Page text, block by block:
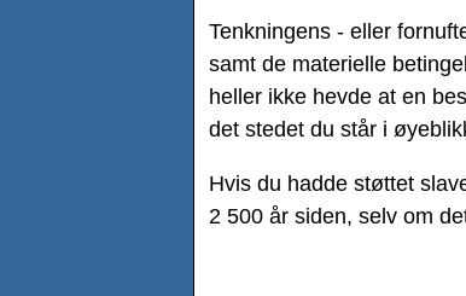
Tenkningens - eller
samt de materielle
heller ikke hevde at en
det stedet du står i
Hvis du hadde støttet
2 500 år siden, selv om